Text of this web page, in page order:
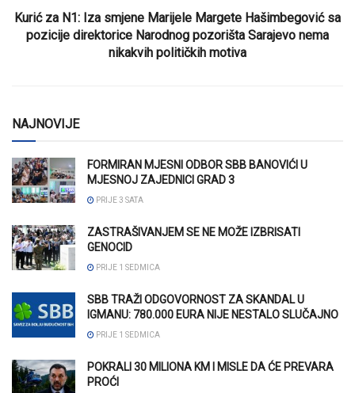
Kurić za N1: Iza smjene Marijele Margete Hašimbegović sa
pozicije direktorice Narodnog pozorišta Sarajevo nema
nikakvih političkih motiva
NAJNOVIJE
FORMIRAN MJESNI ODBOR SBB BANOVIĆI U
MJESNOJ ZAJEDNICI GRAD 3
PRIJE 3 SATA
ZASTRAŠIVANJEM SE NE MOŽE IZBRISATI
GENOCID
PRIJE 1 SEDMICA
SBB TRAŽI ODGOVORNOST ZA SKANDAL U
IGMANU: 780.000 EURA NIJE NESTALO SLUČAJNO
PRIJE 1 SEDMICA
POKRALI 30 MILIONA KM I MISLE DA ĆE PREVARA
PROĆI